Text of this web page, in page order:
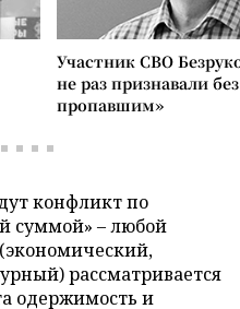
Участник СВО
не раз признавали
пропавшим»
конфликт по
суммой» – любой
рассматривается
одержимость и